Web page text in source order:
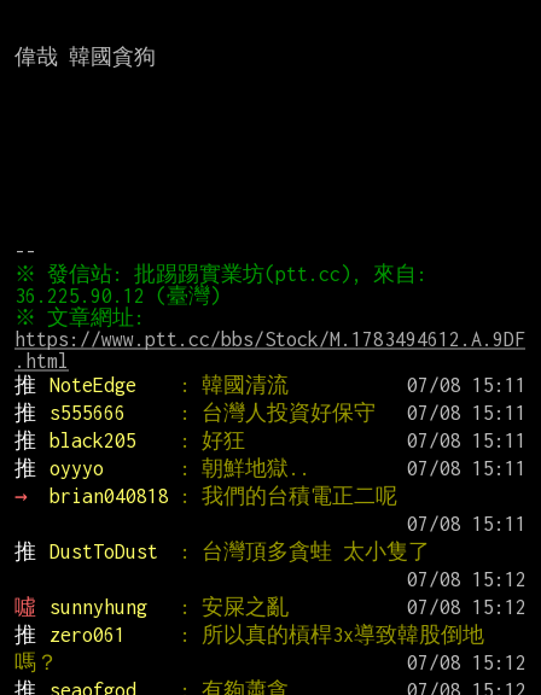
偉哉 韓國貪狗
※ 發信站: 批踢踢實業坊(ptt.cc), 來自:
https://www.ptt.cc/bbs/Stock/M.1783494612.A.9DF
.html
推
NoteEdge : 韓國清流
推
s555666 : 台灣人投資好保守
推
black205 : 好狂
推
oyyyo : 朝鮮地獄..
→
brian040818
: 我們的台積電正二呢
推
DustToDust
: 台灣頂多貪蛙 太小隻了
噓
sunnyhung : 安屎之亂
推
zero061
: 所以真的槓桿3x導致韓股倒地
嗎？
推
seaofgod : 有夠蕭貪